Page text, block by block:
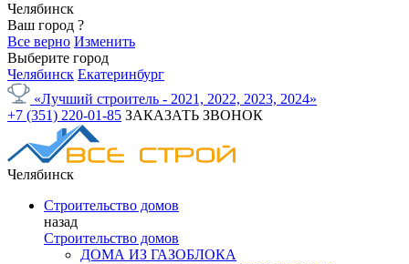
Челябинск
Ваш город ?
Все верно Изменить
Выберите город
Челябинск Екатеринбург
«Лучший строитель - 2021, 2022, 2023, 2024»
+7 (351) 220-01-85 ЗАКАЗАТЬ ЗВОНОК
Челябинск
Строительство домов
назад
Строительство домов
ДОМА ИЗ ГАЗОБЛОКА